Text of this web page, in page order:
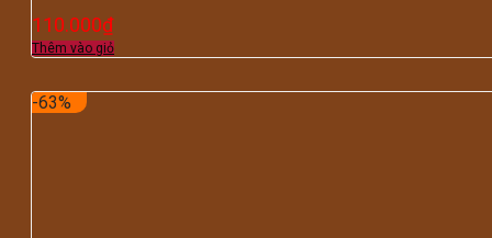
110.000₫
Thêm vào giỏ
-63%